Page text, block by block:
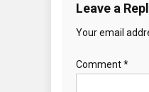
Leave a
Your email
Comment*